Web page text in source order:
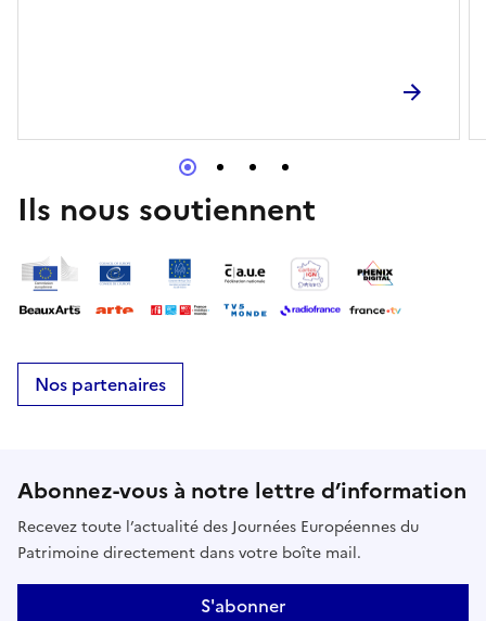
Ils nous soutiennent
Nos partenaires
Abonnez-vous à notre lettre d’information
Recevez toute l’actualité des Journées Européennes du
Patrimoine directement dans votre boîte mail.
S'abonner